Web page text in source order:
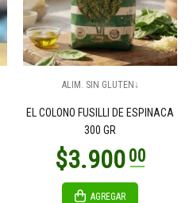
ALIM. SIN GLUTEN↓
EL COLONO FUSILLI DE ESPINACA
300 GR
AGREGAR